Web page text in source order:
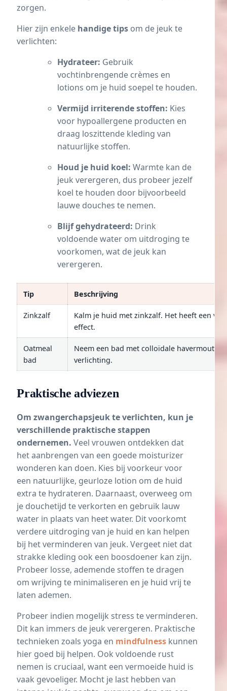
zorgen.
Hier zijn enkele handige tips om de jeuk te
verlichten:
Hydrateer: Gebruik
vochtinbrengende crèmes en
lotions om je huid soepel te houden.
Vermijd irriterende stoffen: Kies
voor hypoallergene producten en
draag loszittende kleding van
natuurlijke stoffen.
Houd je huid koel: Warmte kan de
jeuk verergeren, dus probeer jezelf
koel te houden door bijvoorbeeld
lauwe douches te nemen.
Blijf gehydrateerd: Drink
voldoende water om uitdroging te
voorkomen, wat de jeuk kan
verergeren.
Tip Beschrijving
Zinkzalf
Kalm je huid met zinkzalf. Het heeft een
effect.
Oatmeal
bad
Neem een bad met colloïdale havermout
verlichting.
Praktische adviezen
Om zwangerchapsjeuk te verlichten, kun je
verschillende praktische stappen
ondernemen. Veel vrouwen ontdekken dat
het aanbrengen van een goede moisturizer
wonderen kan doen. Kies bij voorkeur voor
een natuurlijke, geurloze lotion om de huid
extra te hydrateren. Daarnaast, overweeg om
je douchetijd te verkorten en gebruik lauw
water in plaats van heet water. Dit voorkomt
verdere uitdroging van je huid en kan helpen
bij het verminderen van jeuk. Vergeet niet dat
strakke kleding ook een boosdoener kan zijn.
Probeer losse, ademende stoffen te dragen
om wrijving te minimaliseren en je huid vrij te
laten ademen.
Probeer indien mogelijk stress te verminderen.
Dit kan immers de jeuk verergeren. Praktische
technieken zoals yoga en mindfulness kunnen
hier goed bij helpen. Ook voldoende rust
nemen is cruciaal, want een vermoeide huid is
vaak gevoeliger. Mocht je last hebben van